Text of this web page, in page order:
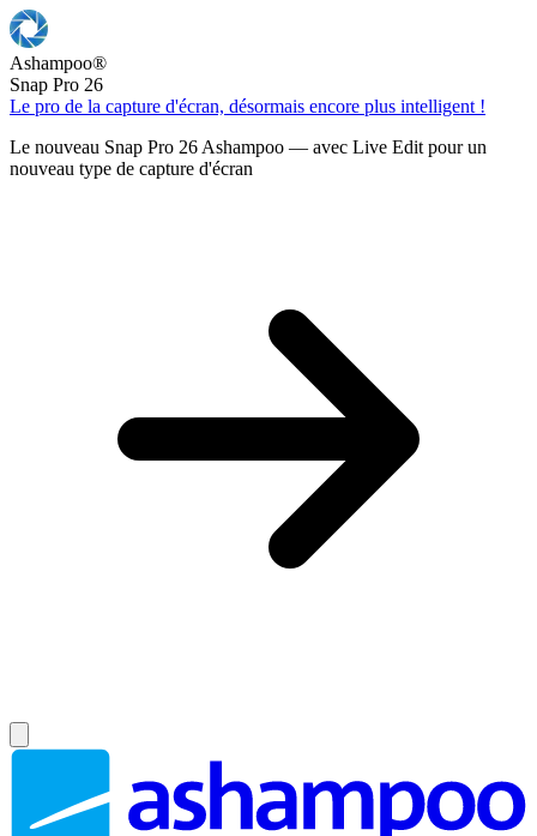
Ashampoo®
Snap Pro 26
Le pro de la capture d'écran, désormais encore plus intelligent !
Le nouveau Snap Pro 26 Ashampoo — avec Live Edit pour un
nouveau type de capture d'écran